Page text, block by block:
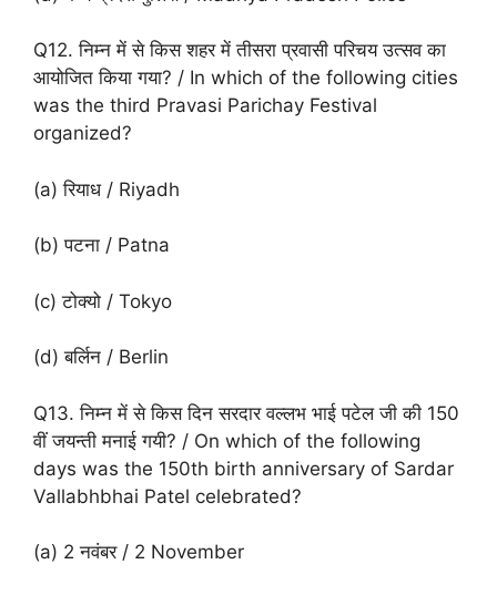
Q12. निम्न में से किस शहर में तीसरा प्रवासी परिचय उत्सव का
आयोजित किया गया? / In which of the following cities
was the third Pravasi Parichay Festival
organized?
(a) रियाध / Riyadh
(b) पटना / Patna
(c) टोक्यो / Tokyo
(d) बर्लिन / Berlin
Q13. निम्न में से किस दिन सरदार वल्लभ भाई पटेल जी की 150
वीं जयन्ती मनाई गयी? / On which of the following
days was the 150th birth anniversary of Sardar
Vallabhbhai Patel celebrated?
(a) 2 नवंबर / 2 November